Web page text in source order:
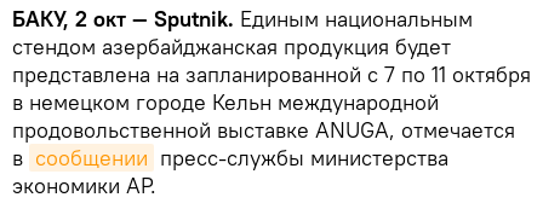
БАКУ, 2 окт — Sputnik. Единым национальным
стендом азербайджанская продукция будет
представлена на запланированной с 7 по 11 октября
в немецком городе Кельн международной
продовольственной выставке ANUGA, отмечается
в сообщении пресс-службы министерства
экономики АР.